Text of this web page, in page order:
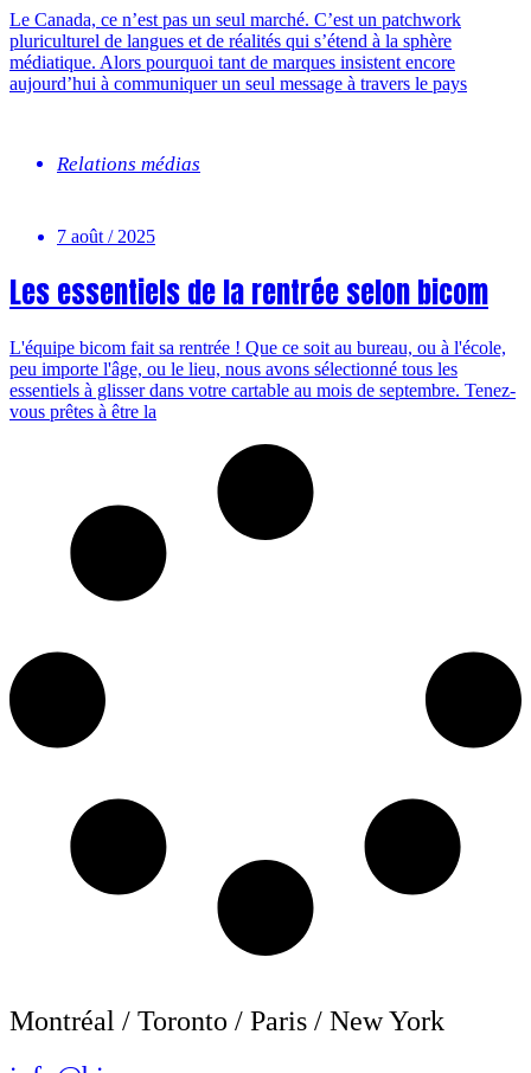
Le Canada, ce n’est pas un seul marché. C’est un patchwork
pluriculturel de langues et de réalités qui s’étend à la sphère
médiatique. Alors pourquoi tant de marques insistent encore
aujourd’hui à communiquer un seul message à travers le pays
Relations médias
7 août / 2025
Les essentiels de la rentrée selon bicom
L'équipe bicom fait sa rentrée ! Que ce soit au bureau, ou à l'école,
peu importe l'âge, ou le lieu, nous avons sélectionné tous les
essentiels à glisser dans votre cartable au mois de septembre. Tenez-
vous prêtes à être la
Montréal / Toronto / Paris / New York